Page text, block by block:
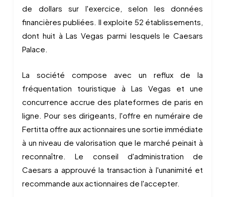
de dollars sur l'exercice, selon les données
financières publiées. Il exploite 52 établissements,
dont huit à Las Vegas parmi lesquels le Caesars
Palace.
La société compose avec un reflux de la
fréquentation touristique à Las Vegas et une
concurrence accrue des plateformes de paris en
ligne. Pour ses dirigeants, l'offre en numéraire de
Fertitta offre aux actionnaires une sortie immédiate
à un niveau de valorisation que le marché peinait à
reconnaître. Le conseil d'administration de
Caesars a approuvé la transaction à l'unanimité et
recommande aux actionnaires de l'accepter.